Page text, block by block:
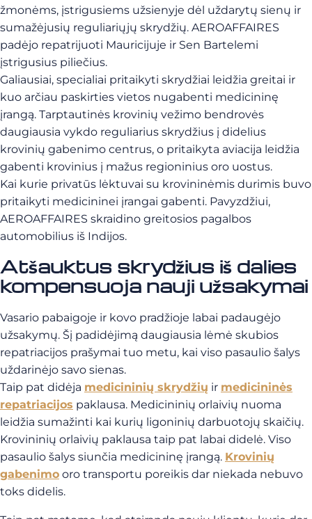
žmonėms, įstrigusiems užsienyje dėl uždarytų sienų ir
sumažėjusių reguliariųjų skrydžių. AEROAFFAIRES
padėjo repatrijuoti Mauricijuje ir Sen Bartelemi
įstrigusius piliečius.
Galiausiai, specialiai pritaikyti skrydžiai leidžia greitai ir
kuo arčiau paskirties vietos nugabenti medicininę
įrangą. Tarptautinės krovinių vežimo bendrovės
daugiausia vykdo reguliarius skrydžius į didelius
krovinių gabenimo centrus, o pritaikyta aviacija leidžia
gabenti krovinius į mažus regioninius oro uostus.
Kai kurie privatūs lėktuvai su krovininėmis durimis buvo
pritaikyti medicininei įrangai gabenti. Pavyzdžiui,
AEROAFFAIRES skraidino greitosios pagalbos
automobilius iš Indijos.
Atšauktus skrydžius iš dalies
kompensuoja nauji užsakymai
Vasario pabaigoje ir kovo pradžioje labai padaugėjo
užsakymų. Šį padidėjimą daugiausia lėmė skubios
repatriacijos prašymai tuo metu, kai viso pasaulio šalys
uždarinėjo savo sienas.
Taip pat didėja medicininių skrydžių ir medicininės
repatriacijos paklausa. Medicininių orlaivių nuoma
leidžia sumažinti kai kurių ligoninių darbuotojų skaičių.
Krovininių orlaivių paklausa taip pat labai didelė. Viso
pasaulio šalys siunčia medicininę įrangą. Krovinių
gabenimo oro transportu poreikis dar niekada nebuvo
toks didelis.